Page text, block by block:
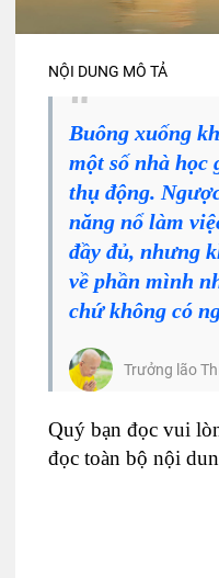
NỘI DUNG MÔ TẢ
Buông xuống
một số nhà học
thụ động.
năng nổ làm
đầy đủ, nhưng
về phần mình
chứ không có
Trưởng lão
Quý bạn đọc vui
đọc toàn bộ nội